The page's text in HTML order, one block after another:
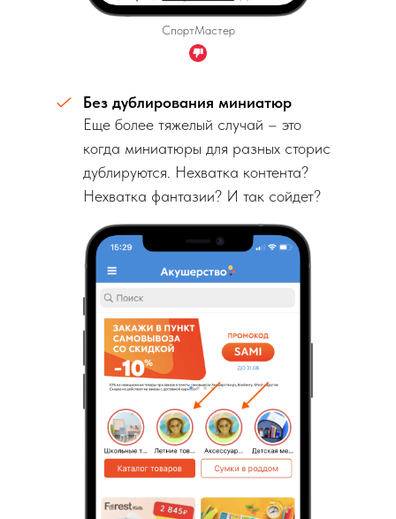
СпортМастер
Без дублирования миниатюр
Еще более тяжелый случай – это
когда миниатюры для разных сторис
дублируются. Нехватка контента?
Нехватка фантазии? И так сойдет?